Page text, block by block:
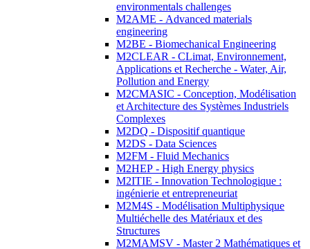
environmentals challenges
M2AME - Advanced materials
engineering
M2BE - Biomechanical Engineering
M2CLEAR - CLimat, Environnement,
Applications et Recherche - Water, Air,
Pollution and Energy
M2CMASIC - Conception, Modélisation
et Architecture des Systèmes Industriels
Complexes
M2DQ - Dispositif quantique
M2DS - Data Sciences
M2FM - Fluid Mechanics
M2HEP - High Energy physics
M2ITIE - Innovation Technologique :
ingénierie et entrepreneuriat
M2M4S - Modélisation Multiphysique
Multiéchelle des Matériaux et des
Structures
M2MAMSV - Master 2 Mathématiques et